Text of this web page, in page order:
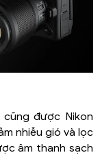
được Nikon
nhiễu gió và lọc
âm thanh sạch